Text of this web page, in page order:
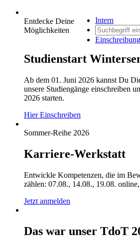
Intern
Einschreibung
Entdecke Deine
Möglichkeiten
Studienstart
Ab dem 01. Juni 2026 kannst Du
unsere Studiengänge einschreiben
2026 starten.
Hier Einschreiben
Sommer-Reihe 2026
Karriere-Werkstatt
Entwickle Kompetenzen, die im
zählen: 07.08., 14.08., 19.08.
Jetzt anmelden
Das war unser TdoT